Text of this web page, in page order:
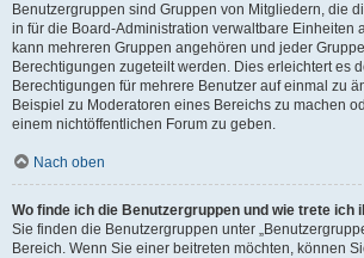
Benutzergruppen sind Gruppen von Mitgliedern, die
in für die Board-Administration verwaltbare Einheiten
kann mehreren Gruppen angehören und jeder
Berechtigungen zugeteilt werden. Dies erleichtert es
Berechtigungen für mehrere Benutzer auf einmal zu
Beispiel zu Moderatoren eines Bereichs zu machen
einem nichtöffentlichen Forum zu geben.
Nach oben
Wo finde ich die Benutzergruppen und wie trete ich
Sie finden die Benutzergruppen unter
Bereich. Wenn Sie einer beitreten möchten, können